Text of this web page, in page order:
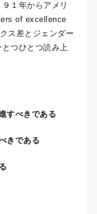
１年からアメリ
of excellence
ス差とジェンダー
つひとつ読み上
すべきである
きである